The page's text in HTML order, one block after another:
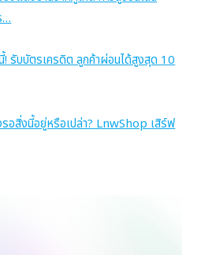
…
! รับบัตรเครดิต ลูกค้าผ่อนได้สูงสุด 10
อสิ่งนี้อยู่หรือเปล่า? LnwShop เสิร์ฟ